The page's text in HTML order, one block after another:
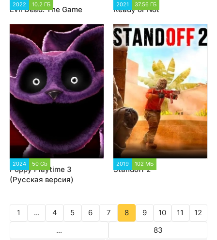
2022 10.2 ГБ
Evil Dead: The Game
2021 37.56 ГБ
Ready or Not
2024 50 Gb
Poppy Playtime 3
(Русская версия)
2019 102 МБ
Standoff 2
1 ... 4 5 6 7 8 9 10 11
12
...
83